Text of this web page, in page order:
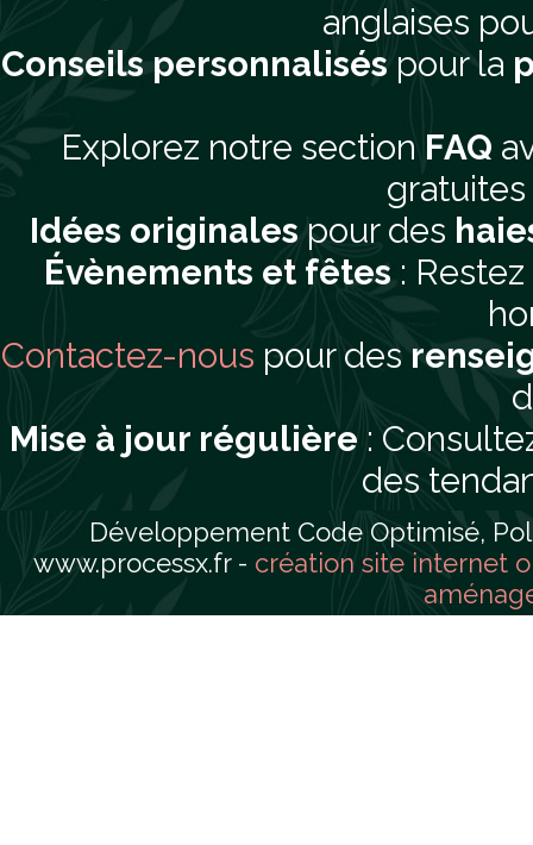
anglaises
Conseils personnalisés pour la
Explorez notre section FAQ
gratuites
Idées originales pour des
Évènements et fêtes :
Contactez-nous pour des
Mise à jour régulière :
des
Développement Code Optimisé,
www.processx.fr - création site internet